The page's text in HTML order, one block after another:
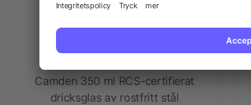
Camden 350 ml RCS-certifierat
dricksglas av rostfritt stål